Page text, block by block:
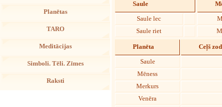
Planētas
TARO
Meditācijas
Simboli. Tēli. Zīmes
Raksti
Saule
Saule lec
Saule riet
Planēta Ceļš
Saule
Mēness
Merkurs
Venēra